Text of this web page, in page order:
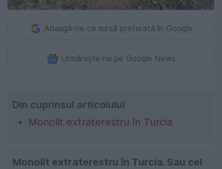
Adaugă-ne ca sursă preferată în Google
Urmărește-ne pe Google News
Din cuprinsul articolului
Monolit extraterestru în Turcia
Monolit extraterestru în Turcia. Sau cel